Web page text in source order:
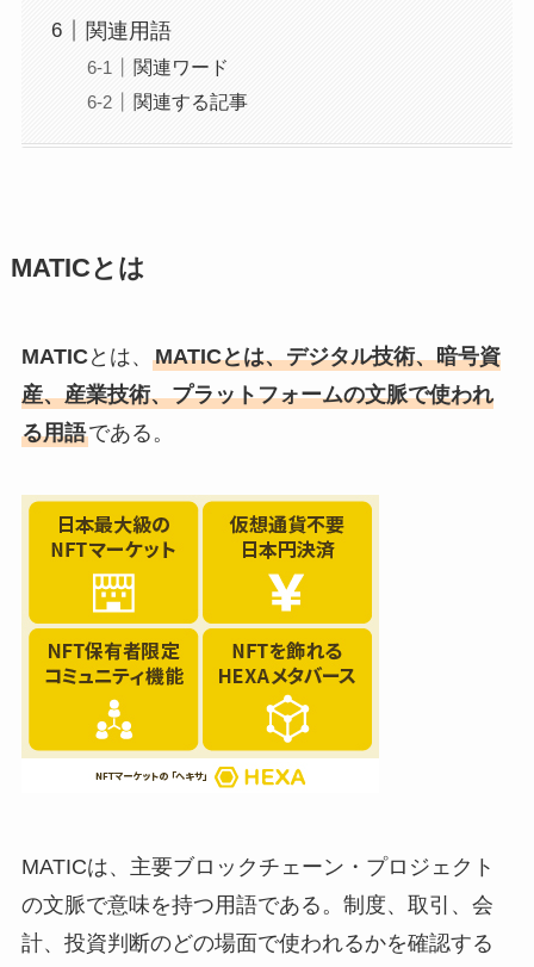
関連用語
関連ワード
関連する記事
MATICとは
MATICとは、 MATICとは、デジタル技術、暗号資
産、産業技術、プラットフォームの文脈で使われ
る用語である。
MATICは、主要ブロックチェーン・プロジェクト
の文脈で意味を持つ用語である。制度、取引、会
計、投資判断のどの場面で使われるかを確認する